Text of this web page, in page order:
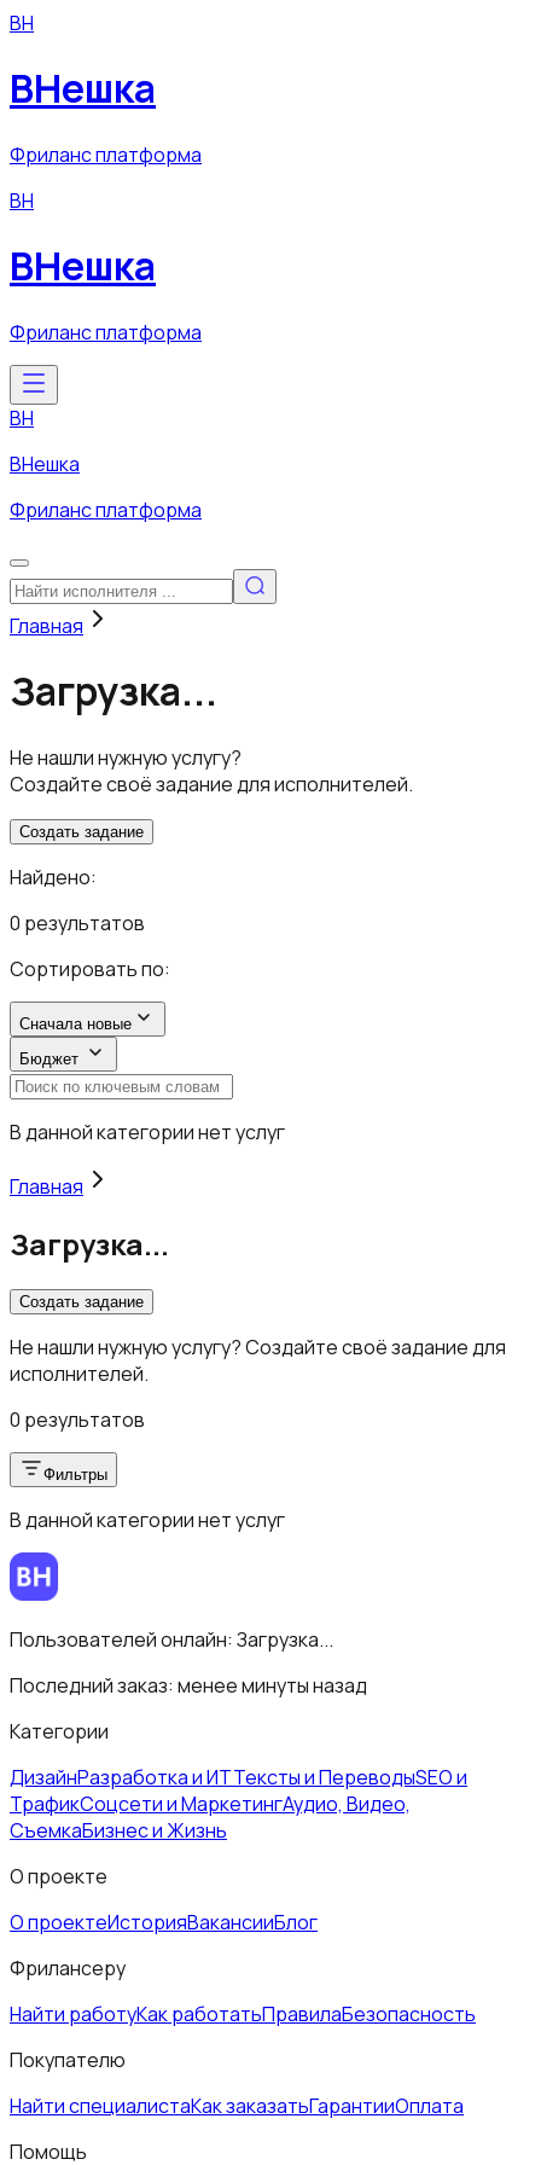
ВН
ВНешка
Фриланс платформа
ВН
ВНешка
Фриланс платформа
ВН
ВНешка
Фриланс платформа
Главная
Загрузка...
Не нашли нужную услугу?
Создайте своё задание для исполнителей.
Создать задание
Найдено:
0 результатов
Сортировать по:
Сначала новые
Бюджет
В данной категории нет услуг
Главная
Загрузка...
Создать задание
Не нашли нужную услугу? Создайте своё задание для
исполнителей.
0 результатов
Фильтры
В данной категории нет услуг
Пользователей онлайн: Загрузка...
Последний заказ: менее минуты назад
Категории
ДизайнРазработка и ИТТексты и ПереводыSEO и
ТрафикСоцсети и МаркетингАудио, Видео,
СъемкаБизнес и Жизнь
О проекте
О проектеИсторияВакансииБлог
Фрилансеру
Найти работуКак работатьПравилаБезопасность
Покупателю
Найти специалистаКак заказатьГарантииОплата
Помощь